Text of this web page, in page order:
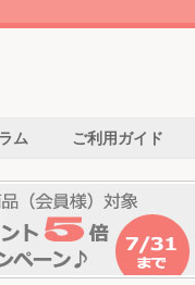
ム ご利用ガイド